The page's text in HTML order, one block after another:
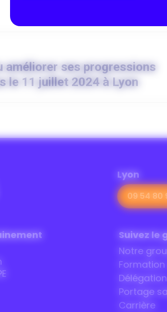
améliorer ses progressions
le 11 juillet 2024 à Lyon
Lyon
09 54 80
Suivez le
Notre
Délégation
Portage
Carrière